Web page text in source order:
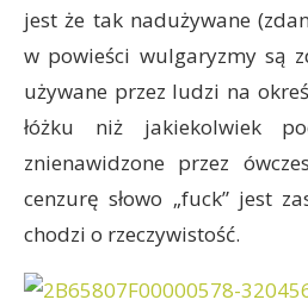
jest że tak nadużywane
w powieści wulgaryzmy są
używane przez ludzi na
łóżku niż jakiekolwiek
znienawidzone przez
cenzurę słowo „fuck” jest
chodzi o rzeczywistość.